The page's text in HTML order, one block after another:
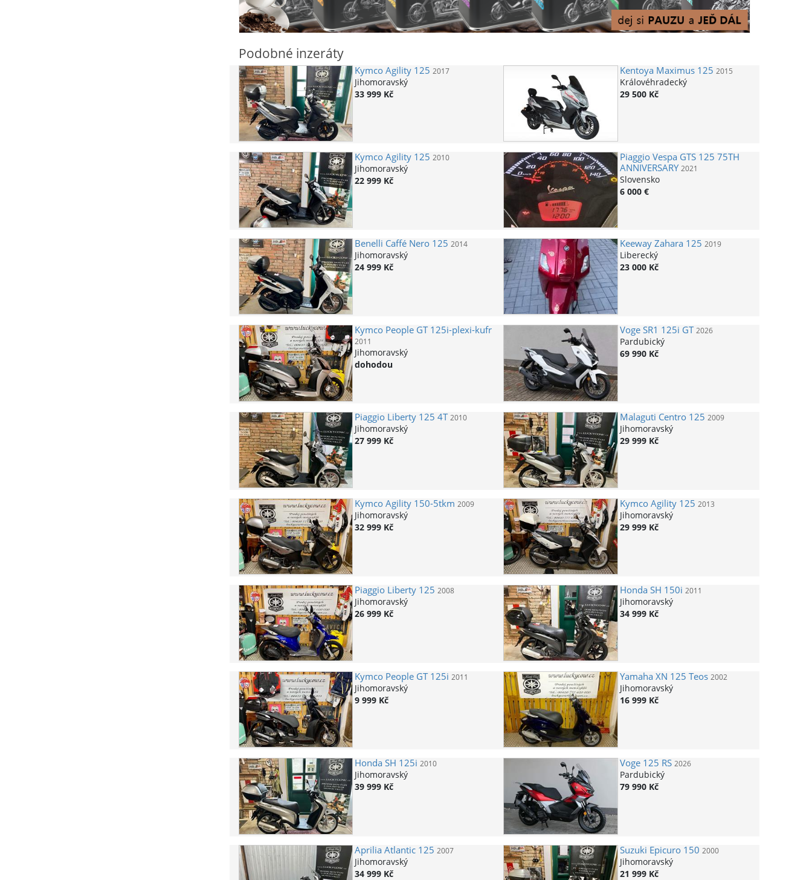
Podobné inzeráty
KymcoAgility 125 2017
Jihomoravský
33 999 Kč
Kentoya Maximus 125 2015
Královéhradecký
29 500 Kč
KymcoAgility 125 2010
Jihomoravský
22 999 Kč
PiaggioVespa GTS 125 75TH
ANNIVERSARY2021
Slovensko
6 000 €
Benelli Caffé Nero 125 2014
Jihomoravský
24 999 Kč
KeewayZahara 125 2019
Liberecký
23 000 Kč
Kymco People GT 125i-plexi-kufr
2011
Jihomoravský
dohodou
VogeSR1 125i GT 2026
Pardubický
69 990 Kč
Piaggio Liberty 125 4T 2010
Jihomoravský
27 999 Kč
Malaguti Centro 125 2009
Jihomoravský
29 999 Kč
KymcoAgility 150-5tkm 2009
Jihomoravský
32 999 Kč
KymcoAgility 125 2013
Jihomoravský
29 999 Kč
Piaggio Liberty 125 2008
Jihomoravský
26 999 Kč
HondaSH 150i 2011
Jihomoravský
34 999 Kč
Kymco People GT 125i 2011
Jihomoravský
9 999 Kč
YamahaXN 125 Teos 2002
Jihomoravský
16 999 Kč
HondaSH 125i 2010
Jihomoravský
39 999 Kč
Voge 125 RS 2026
Pardubický
79 990 Kč
ApriliaAtlantic 125 2007
Jihomoravský
34 999 Kč
Suzuki Epicuro 150 2000
Jihomoravský
21 999 Kč